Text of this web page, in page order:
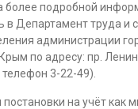
более подробной
в Департамент труда и
администрации
по адресу: пр.
3-22-49).
на учёт как